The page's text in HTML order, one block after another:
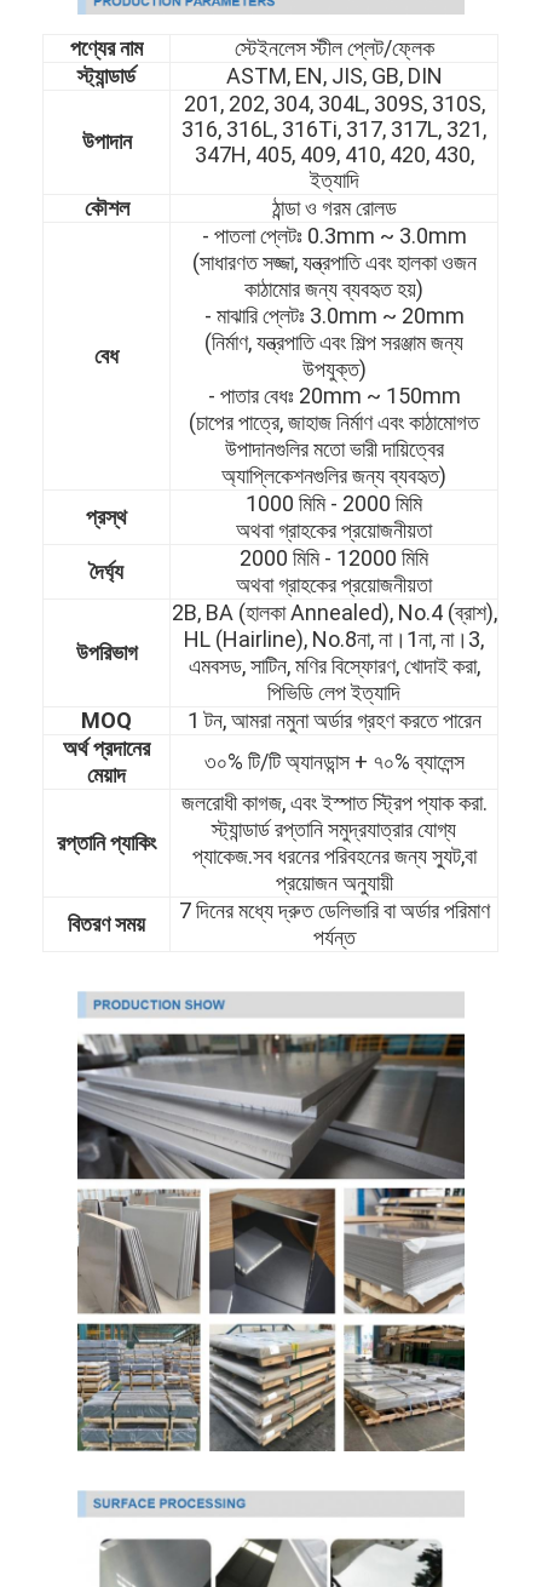
ভিডিও
আমাদের সম্বন্ধে
কারখানা ভ্রমণ
গুণগত মান নিয়ন্ত্রণ
যোগাযোগ করুন
খবর
কোল্ড রোলড স্টেইনলেস স্টিল শীট
কোল্ড রোলড স্টেইনলেস স্টিলের কয়েল
হট ঘূর্ণিত স্টেইনলেস স্টীল শীট
গরম ঘূর্ণিত স্টেইনলেস স্টীল কুণ্ডলী
পণ্যের নাম
স্টেইনলেস স্টীল প্লেট/ফ্লেক
স্ট্যান্ডার্ড
ASTM, EN, JIS, GB, DIN
উপাদান
201, 202, 304, 304L, 309S, 310S,
316, 316L, 316Ti, 317, 317L, 321,
347H, 405, 409, 410, 420, 430,
ইত্যাদি
কৌশল
ঠান্ডা ও গরম রোলড
বেধ
- পাতলা প্লেটঃ 0.3mm ~ 3.0mm
(সাধারণত সজ্জা, যন্ত্রপাতি এবং হালকা ওজন
কাঠামোর জন্য ব্যবহৃত হয়)
- মাঝারি প্লেটঃ 3.0mm ~ 20mm
(নির্মাণ, যন্ত্রপাতি এবং শিল্প সরঞ্জাম জন্য
উপযুক্ত)
- পাতার বেধঃ 20mm ~ 150mm
(চাপের পাত্রে, জাহাজ নির্মাণ এবং কাঠামোগত
উপাদানগুলির মতো ভারী দায়িত্বের
অ্যাপ্লিকেশনগুলির জন্য ব্যবহৃত)
প্রস্থ
1000 মিমি - 2000 মিমি
অথবা গ্রাহকের প্রয়োজনীয়তা
দৈর্ঘ্য
2000 মিমি - 12000 মিমি
অথবা গ্রাহকের প্রয়োজনীয়তা
উপরিভাগ
2B, BA (হালকা Annealed), No.4 (ব্রাশ),
HL (Hairline), No.8না, না।1না, না।3,
এমবসড, সাটিন, মণির বিস্ফোরণ, খোদাই করা,
পিভিডি লেপ ইত্যাদি
MOQ
1 টন, আমরা নমুনা অর্ডার গ্রহণ করতে পারেন
অর্থ প্রদানের
মেয়াদ
৩০% টি/টি অ্যানডান্স + ৭০% ব্যালেন্স
রপ্তানি প্যাকিং
জলরোধী কাগজ, এবং ইস্পাত স্ট্রিপ প্যাক করা.
স্ট্যান্ডার্ড রপ্তানি সমুদ্রযাত্রার যোগ্য
প্যাকেজ.সব ধরনের পরিবহনের জন্য স্যুট,বা
প্রয়োজন অনুযায়ী
বিতরণ সময়
7 দিনের মধ্যে দ্রুত ডেলিভারি বা অর্ডার পরিমাণ
পর্যন্ত